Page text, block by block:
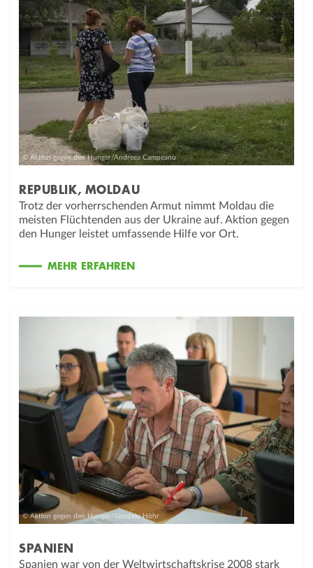
© Aktion gegen den Hunger/Andreea Campeanu
REPUBLIK, MOLDAU
Trotz der vorherrschenden Armut nimmt Moldau die
meisten Flüchtenden aus der Ukraine auf. Aktion gegen
den Hunger leistet umfassende Hilfe vor Ort.
MEHR ERFAHREN
© Aktion gegen den Hunger/Gonzalo Höhr
SPANIEN
Spanien war von der Weltwirtschaftskrise 2008 stark